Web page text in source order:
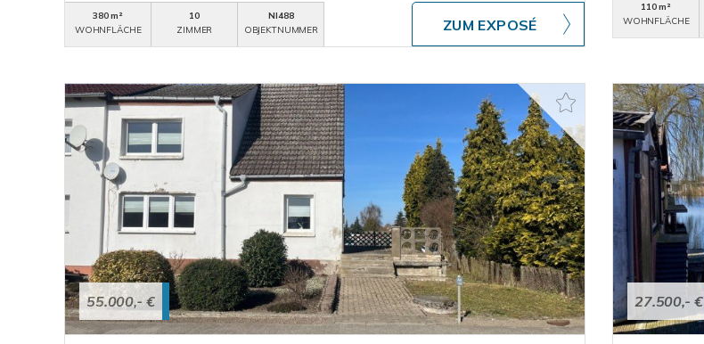
380 m²
WOHNFLÄCHE
10
ZIMMER
NI488
OBJEKTNUMMER
ZUM EXPOSÉ
110 m²
WOHNFLÄCHE
55.000,- € 27.500,- €